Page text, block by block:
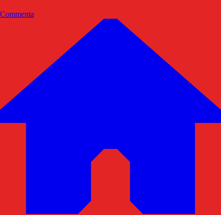
Commenta